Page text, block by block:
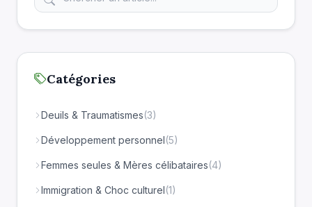
Catégories
Deuils & Traumatismes(3)
Développement personnel(5)
Femmes seules & Mères célibataires(4)
Immigration & Choc culturel(1)